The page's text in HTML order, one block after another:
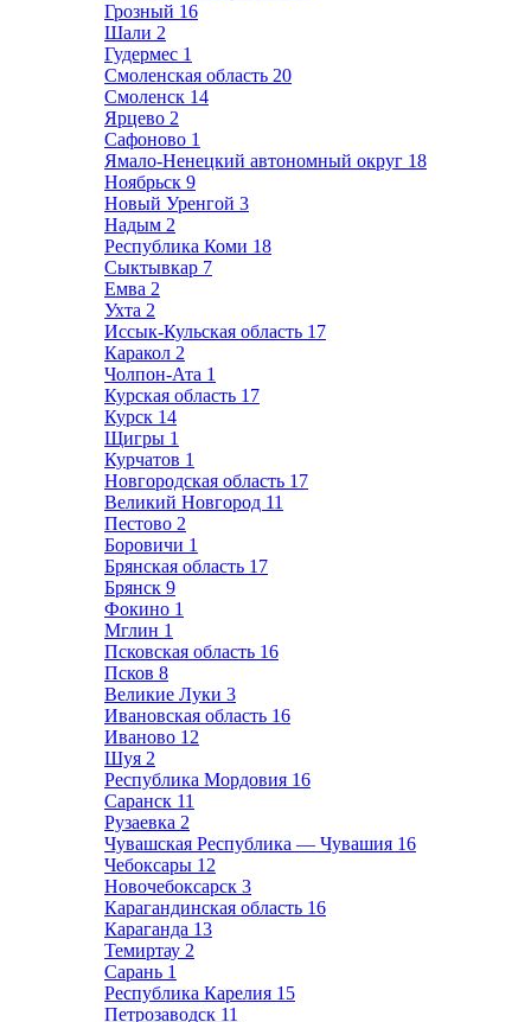
Грозный 16
Шали 2
Гудермес 1
Смоленская область 20
Смоленск 14
Ярцево 2
Сафоново 1
Ямало-Ненецкий автономный округ 18
Ноябрьск 9
Новый Уренгой 3
Надым 2
Республика Коми 18
Сыктывкар 7
Емва 2
Ухта 2
Иссык-Кульская область 17
Каракол 2
Чолпон-Ата 1
Курская область 17
Курск 14
Щигры 1
Курчатов 1
Новгородская область 17
Великий Новгород 11
Пестово 2
Боровичи 1
Брянская область 17
Брянск 9
Фокино 1
Мглин 1
Псковская область 16
Псков 8
Великие Луки 3
Ивановская область 16
Иваново 12
Шуя 2
Республика Мордовия 16
Саранск 11
Рузаевка 2
Чувашская Республика — Чувашия 16
Чебоксары 12
Новочебоксарск 3
Карагандинская область 16
Караганда 13
Темиртау 2
Сарань 1
Республика Карелия 15
Петрозаводск 11